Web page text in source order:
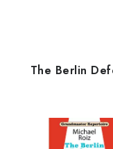
The Berlin